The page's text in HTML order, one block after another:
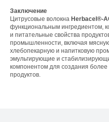
Заключение
Цитрусовые волокна Herbacel®-
функциональным ингредиентом,
и питательные свойства
промышленности, включая
хлебопекарную и напитковую
эмульгирующие и
компонентом для создания
продуктов.
trade.prime98@list.ru
trade.prime@mail.ru
E-mail:
+7 (927) 911-53-50
+7 (965) 881-85-55